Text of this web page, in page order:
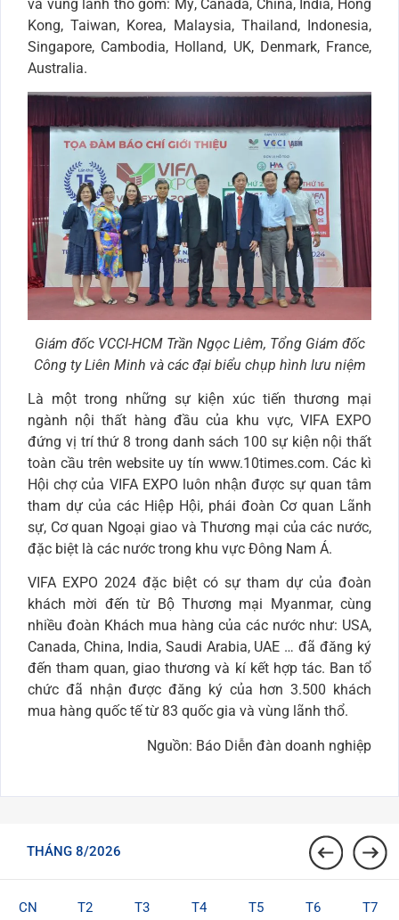
và vùng lãnh thổ gồm: Mỹ, Canada, China, India, Hong
Kong, Taiwan, Korea, Malaysia, Thailand, Indonesia,
Singapore, Cambodia, Holland, UK, Denmark, France,
Australia.
Giám đốc VCCI-HCM Trần Ngọc Liêm, Tổng Giám đốc
Công ty Liên Minh và các đại biểu chụp hình lưu niệm
Là một trong những sự kiện xúc tiến thương mại
ngành nội thất hàng đầu của khu vực, VIFA EXPO
đứng vị trí thứ 8 trong danh sách 100 sự kiện nội thất
toàn cầu trên website uy tín www.10times.com. ️Các kì
Hội chợ của VIFA EXPO luôn nhận được sự quan tâm
tham dự của các Hiệp Hội, phái đoàn Cơ quan Lãnh
sự, Cơ quan Ngoại giao và Thương mại của các nước,
đặc biệt là các nước trong khu vực Đông Nam Á.
VIFA EXPO 2024 đặc biệt có sự tham dự của đoàn
khách mời đến từ Bộ Thương mại Myanmar, cùng
nhiều đoàn Khách mua hàng của các nước như: USA,
Canada, China, India, Saudi Arabia, UAE … đã đăng ký
đến tham quan, giao thương và kí kết hợp tác. Ban tổ
chức đã nhận được đăng ký của hơn 3.500 khách
mua hàng quốc tế từ 83 quốc gia và vùng lãnh thổ.
Nguồn: Báo Diễn đàn doanh nghiệp
THÁNG 8/2026
CN T2 T3 T4 T5 T6 T7